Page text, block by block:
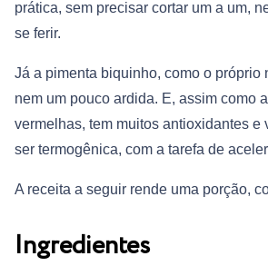
prática, sem precisar cortar um a um,
se ferir.
Já a pimenta biquinho, como o próprio
nem um pouco ardida. E, assim como
vermelhas, tem muitos antioxidantes e
ser termogênica, com a tarefa de
A receita a seguir rende uma porção,
Ingredientes